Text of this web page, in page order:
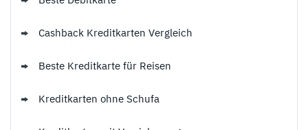
Cashback Kreditkarten Vergleich
Beste Kreditkarte für Reisen
Kreditkarten ohne Schufa